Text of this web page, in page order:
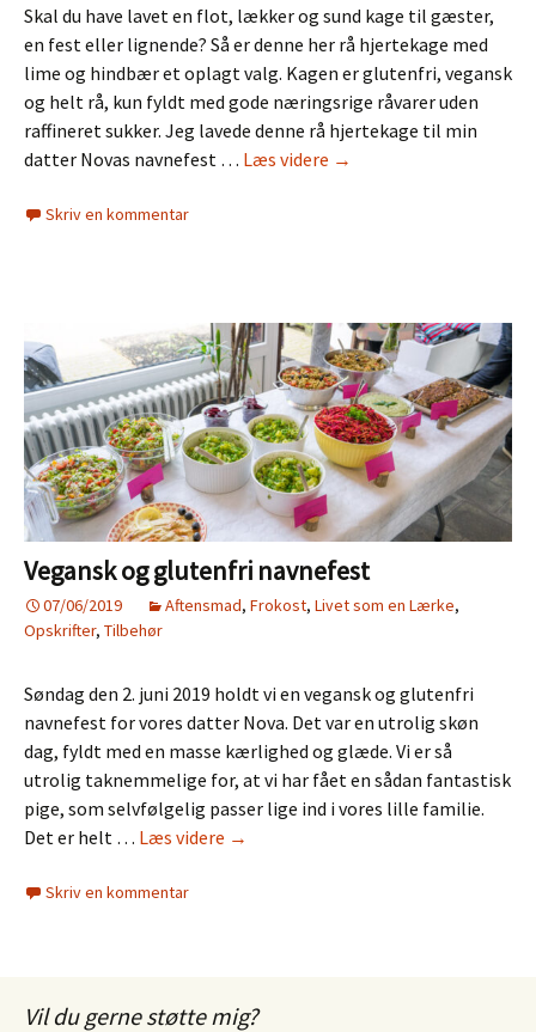
Skal du have lavet en flot, lækker og sund kage til gæster,
en fest eller lignende? Så er denne her rå hjertekage med
lime og hindbær et oplagt valg. Kagen er glutenfri, vegansk
og helt rå, kun fyldt med gode næringsrige råvarer uden
raffineret sukker. Jeg lavede denne rå hjertekage til min
datter Novas navnefest … Læs videre Rå
→
Skriv en kommentar
Vegansk og glutenfri navnefest
07/06/2019 Aftensmad, Frokost, Livet som en Lærke,
Opskrifter, Tilbehør
Søndag den 2. juni 2019 holdt vi en vegansk og glutenfri
navnefest for vores datter Nova. Det var en utrolig skøn
dag, fyldt med en masse kærlighed og glæde. Vi er så
utrolig taknemmelige for, at vi har fået en sådan fantastisk
pige, som selvfølgelig passer lige ind i vores lille familie.
Det er helt … Læs videre Vegansk
→
Skriv en kommentar
Vil du gerne støtte mig?